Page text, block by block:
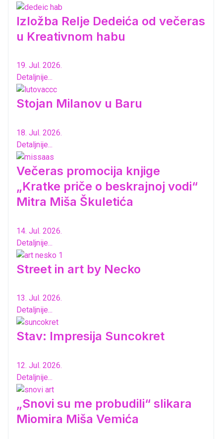
Izložba Relje Dedeića od večeras
u Kreativnom habu
19. Jul. 2026.
Detaljnije...
Stojan Milanov u Baru
18. Jul. 2026.
Detaljnije...
Večeras promocija knjige
„Kratke priče o beskrajnoj vodi“
Mitra Miša Škuletića
14. Jul. 2026.
Detaljnije...
Street in art by Necko
13. Jul. 2026.
Detaljnije...
Stav: Impresija Suncokret
12. Jul. 2026.
Detaljnije...
„Snovi su me probudili“ slikara
Miomira Miša Vemića